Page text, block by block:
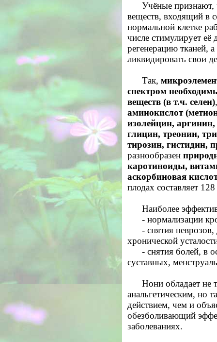
Учёные признают,
веществ, входящий в
нормальной клетке
числе стимулирует её
регенерацию тканей,
ликвидировать свои
Так,
спектром
веществ (в т.ч. селен)
аминокислот
изолейцин,
глицин, треонин,
тирозин, гистидин,
разнообразен
каротиноиды,
аскорбиновая
плодах составляет
Наиболее
- нормализации
- снятия
хронической
- снятия болей, в
суставных,
Нони обладает не
анальгетическим, но
действием, чем и
обезболивающий
заболеваниях.